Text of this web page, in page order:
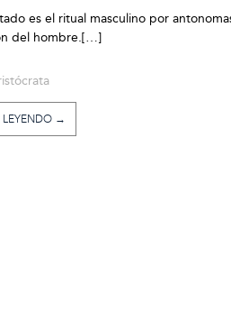
es el ritual masculino por
del hombre.[…]
LEYENDO →